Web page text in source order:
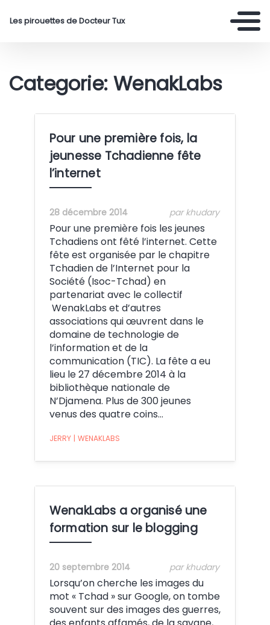
Les pirouettes de Docteur Tux
Categorie: WenakLabs
Pour une première fois, la
jeunesse Tchadienne fête
l’internet
28 décembre 2014 par khudary
Pour une première fois les jeunes
Tchadiens ont fêté l’internet. Cette
fête est organisée par le chapitre
Tchadien de l’Internet pour la
Société (Isoc-Tchad) en
partenariat avec le collectif
WenakLabs et d’autres
associations qui œuvrent dans le
domaine de technologie de
l’information et de la
communication (TIC). La fête a eu
lieu le 27 décembre 2014 à la
bibliothèque nationale de
N’Djamena. Plus de 300 jeunes
venus des quatre coins…
JERRY | WENAKLABS
WenakLabs a organisé une
formation sur le blogging
20 septembre 2014 par khudary
Lorsqu’on cherche les images du
mot « Tchad » sur Google, on tombe
souvent sur des images des guerres,